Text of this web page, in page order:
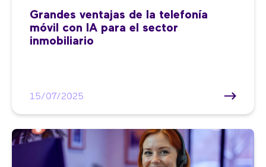
Grandes ventajas de la telefonía
móvil con IA para el sector
inmobiliario
15/07/2025